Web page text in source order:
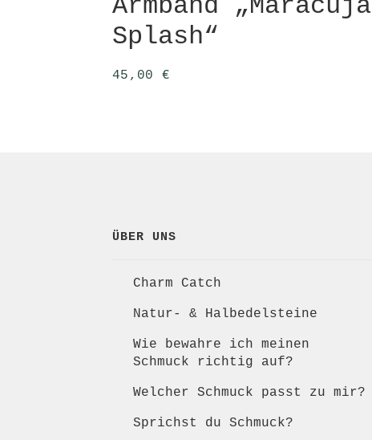
Splash“
45,00 €
ÜBER UNS
Charm Catch
Natur- & Halbedelsteine
Wie bewahre ich meinen
Schmuck richtig auf?
Welcher Schmuck passt zu mir?
Sprichst du Schmuck?